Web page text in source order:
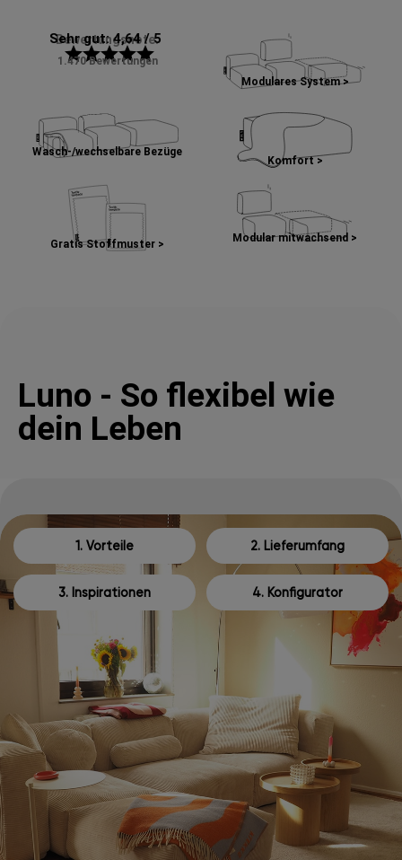
Bewertungsnote:
Sehr gut: 4,64 / 5
starstarstarstarstar
1.470 Bewertungen
Modulares System >
Wasch-/wechselbare Bezüge
Komfort >
Gratis Stoffmuster >
Modular mitwachsend >
Luno - So flexibel wie
dein Leben
1. Vorteile 2. Lieferumfang
3. Inspirationen 4. Konfigurator